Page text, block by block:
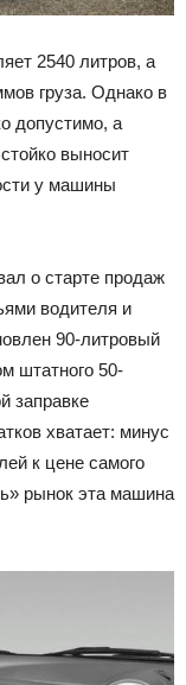
2540 литров, а
груза. Однако в
допустимо, а
выносит
у машины
о старте продаж
водителя и
90-литровый
штатного 50-
заправке
хватает: минус
к цене самого
рынок эта машина